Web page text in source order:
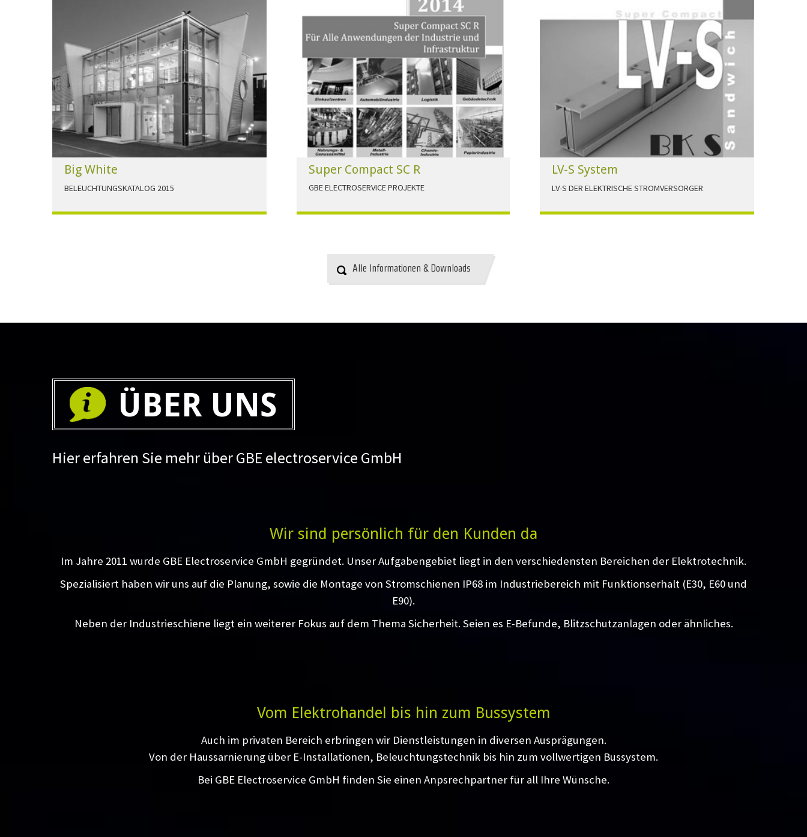
Big White
BELEUCHTUNGSKATALOG 2015
Super Compact SC R
GBE ELECTROSERVICE PROJEKTE
LV-S System
LV-S DER ELEKTRISCHE STROMVERSORGER
Alle Informationen & Downloads
ÜBER UNS
Hier erfahren Sie mehr über GBE electroservice GmbH
Wir sind persönlich für den Kunden da
Im Jahre 2011 wurde GBE Electroservice GmbH gegründet. Unser Aufgabengebiet liegt in den verschiedensten Bereichen der Elektrotechnik.
Spezialisiert haben wir uns auf die Planung, sowie die Montage von Stromschienen IP68 im Industriebereich mit Funktionserhalt (E30, E60 und
E90).
Neben der Industrieschiene liegt ein weiterer Fokus auf dem Thema Sicherheit. Seien es E-Befunde, Blitzschutzanlagen oder ähnliches.
Vom Elektrohandel bis hin zum Bussystem
Auch im privaten Bereich erbringen wir Dienstleistungen in diversen Ausprägungen.
Von der Haussarnierung über E-Installationen, Beleuchtungstechnik bis hin zum vollwertigen Bussystem.
Bei GBE Electroservice GmbH finden Sie einen Anpsrechpartner für all Ihre Wünsche.